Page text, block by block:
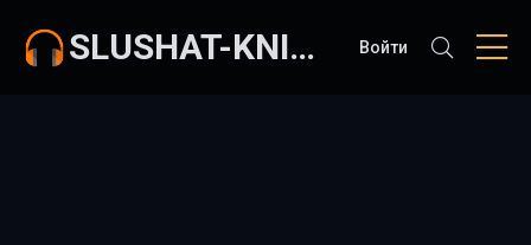
SLUSHAT-KNIGI.COM Войти